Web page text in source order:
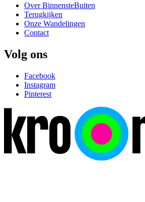
Over BinnensteBuiten
Terugkijken
Onze Wandelingen
Contact
Volg ons
Facebook
Instagram
Pinterest